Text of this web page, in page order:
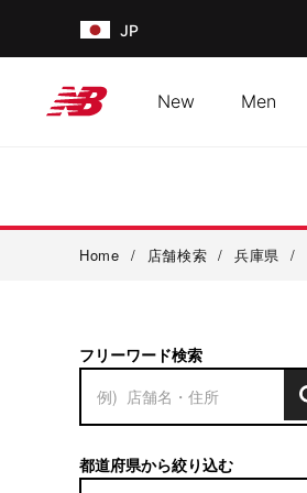
JP
New Men
Home / 店舗検索 / 兵庫県 /
フリーワード検索
都道府県から絞り込む